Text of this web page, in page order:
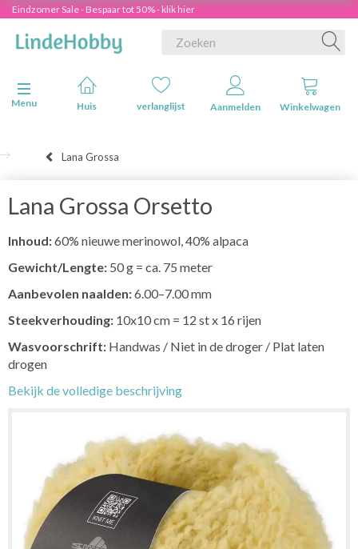
Eindzomer Sale - Bespaar tot 50% - klik hier
Navigatie in-/uitschakelen
Menu
Huis verlanglijst Aanmelden Winkelwagen
Lana Grossa
Lana Grossa Orsetto
Inhoud:60% nieuwe merinowol, 40% alpaca
Gewicht/Lengte: 50 g = ca. 75 meter
Aanbevolen naalden:6.00–7.00 mm
Steekverhouding: 10x10 cm = 12 st x 16 rijen
Wasvoorschrift: Handwas / Niet in de droger / Plat laten
drogen
Bekijk de volledige beschrijving